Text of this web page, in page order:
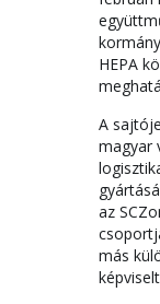
HEPA
A
magyar
az
más